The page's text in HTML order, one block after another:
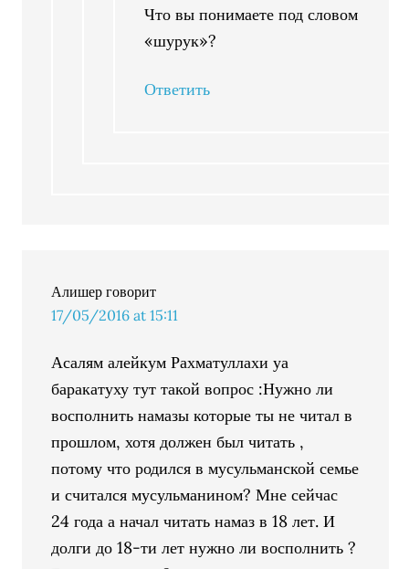
Что вы понимаете под словом
«шурук»?
Ответить
Алишер говорит
17/05/2016 at 15:11
Асалям алейкум Рахматуллахи уа
баракатуху тут такой вопрос :Нужно ли
восполнить намазы которые ты не читал в
прошлом, хотя должен был читать ,
потому что родился в мусульманской семье
и считался мусульманином? Мне сейчас
24 года а начал читать намаз в 18 лет. И
долги до 18-ти лет нужно ли восполнить ?